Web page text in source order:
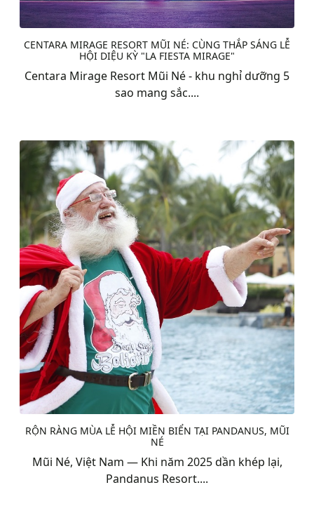
CENTARA MIRAGE RESORT MŨI NÉ: CÙNG THẮP SÁNG LỄ
HỘI DIỆU KỲ "LA FIESTA MIRAGE"
Centara Mirage Resort Mũi Né - khu nghỉ dưỡng 5
sao mang sắc....
RỘN RÀNG MÙA LỄ HỘI MIỀN BIỂN TẠI PANDANUS, MŨI
NÉ
Mũi Né, Việt Nam — Khi năm 2025 dần khép lại,
Pandanus Resort....